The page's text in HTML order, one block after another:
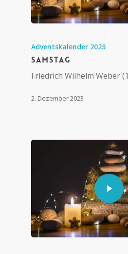
Adventskalender 2023
Samstag
Friedrich Wilhelm Weber
2. Dezember 2023